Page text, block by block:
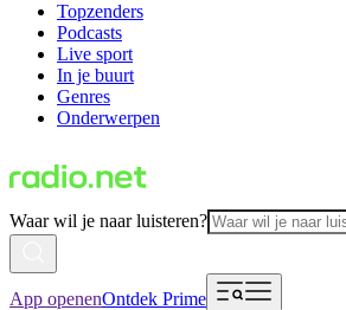
Topzenders
Podcasts
Live sport
In je buurt
Genres
Onderwerpen
Waar wil je naar luisteren?
App openenOntdek Prime